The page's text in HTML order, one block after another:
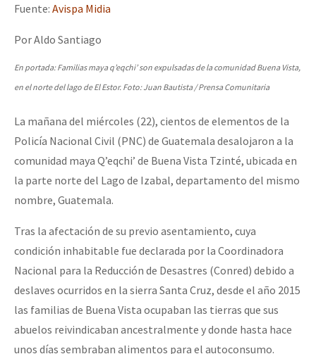
Fuente: Avispa Midia
Por Aldo Santiago
En portada: Familias maya q’eqchi’ son expulsadas de la comunidad Buena Vista,
en el norte del lago de El Estor. Foto: Juan Bautista / Prensa Comunitaria
La mañana del miércoles (22), cientos de elementos de la
Policía Nacional Civil (PNC) de Guatemala desalojaron a la
comunidad maya Q’eqchi’ de Buena Vista Tzinté, ubicada en
la parte norte del Lago de Izabal, departamento del mismo
nombre, Guatemala.
Tras la afectación de su previo asentamiento, cuya
condición inhabitable fue declarada por la Coordinadora
Nacional para la Reducción de Desastres (Conred) debido a
deslaves ocurridos en la sierra Santa Cruz, desde el año 2015
las familias de Buena Vista ocupaban las tierras que sus
abuelos reivindicaban ancestralmente y donde hasta hace
unos días sembraban alimentos para el autoconsumo.